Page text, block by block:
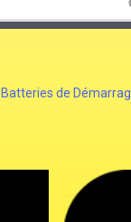
Batteries de